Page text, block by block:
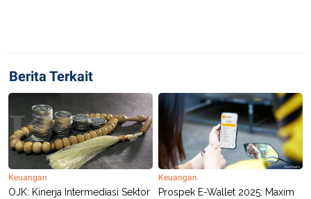
G
D
I
A
.
I
D
Berita Terkait
Keuangan
OJK: Kinerja Intermediasi Sektor
Keuangan
Prospek E-Wallet 2025: Maxim